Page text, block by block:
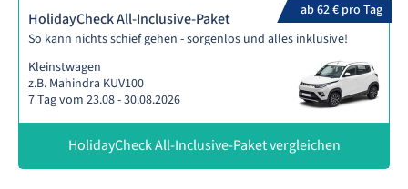
ab 62 € pro Tag
HolidayCheck All-Inclusive-Paket
So kann nichts schief gehen - sorgenlos und alles inklusive!
Kleinstwagen
z.B. Mahindra KUV100
7 Tag vom 23.08 - 30.08.2026
HolidayCheck All-Inclusive-Paket vergleichen